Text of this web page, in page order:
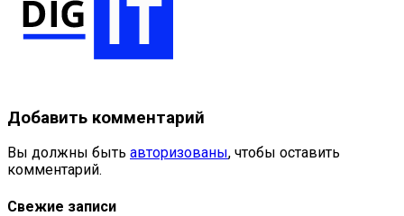
Добавить комментарий
Вы должны быть авторизованы, чтобы оставить
комментарий.
Свежие записи